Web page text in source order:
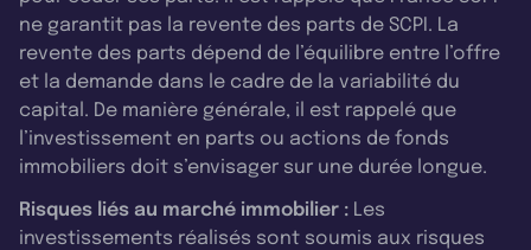
ne garantit pas la revente des parts de SCPI. La
revente des parts dépend de l’équilibre entre l’offre
et la demande dans le cadre de la variabilité du
capital. De manière générale, il est rappelé que
l’investissement en parts ou actions de fonds
immobiliers doit s’envisager sur une durée longue.
Risques liés au marché immobilier : Les
investissements réalisés sont soumis aux risques